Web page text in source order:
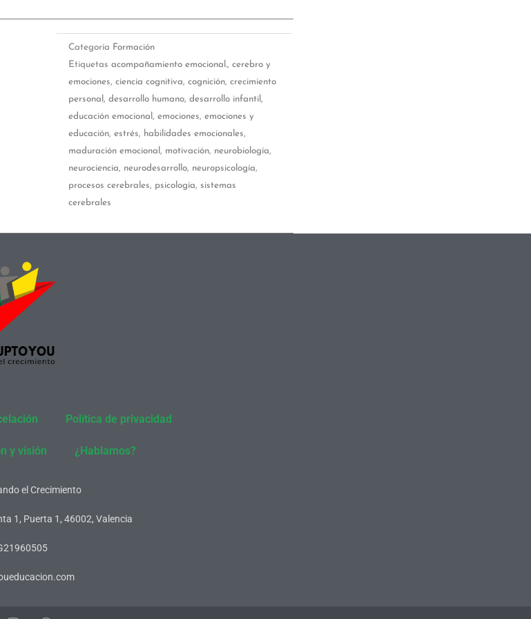
Categoría Formación
Etiquetas acompañamiento emocional.,cerebro y
emociones,ciencia cognitiva,cognición,crecimiento
personal ,desarrollo humano,desarrollo infantil ,
educación emocional ,emociones,emociones y
educación,estrés, habilidades emocionales,
maduración emocional , motivación, neurobiología,
neurociencia, neurodesarrollo, neuropsicología,
procesos cerebrales, psicología, sistemas
cerebrales
Política de privacidad
y visión ¿Hablamos?
el Crecimiento
1, Puerta 1, 46002, Valencia